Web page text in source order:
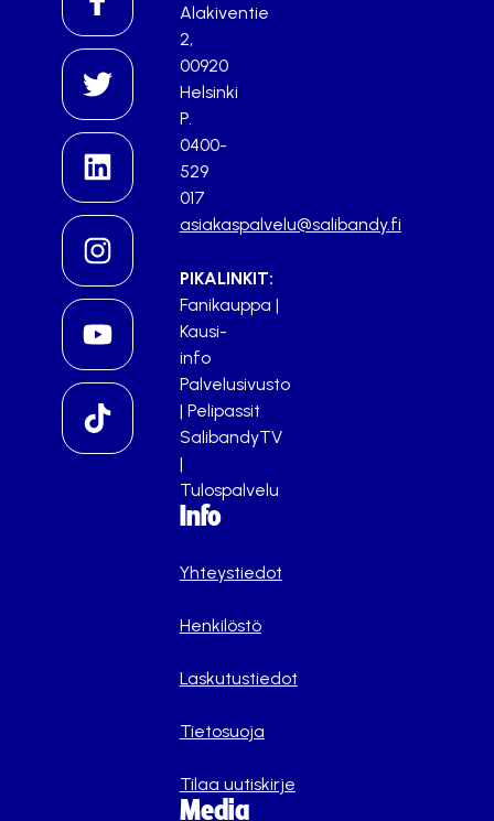
Alakiventie
2,
00920
Helsinki
P.
0400-
529
017
asiakaspalvelu@salibandy.fi
PIKALINKIT:
Fanikauppa |
Kausi-
info
Palvelusivusto
| Pelipassit
SalibandyTV
|
Tulospalvelu
Info
Yhteystiedot
Henkilöstö
Laskutustiedot
Tietosuoja
Tilaa uutiskirje
Media